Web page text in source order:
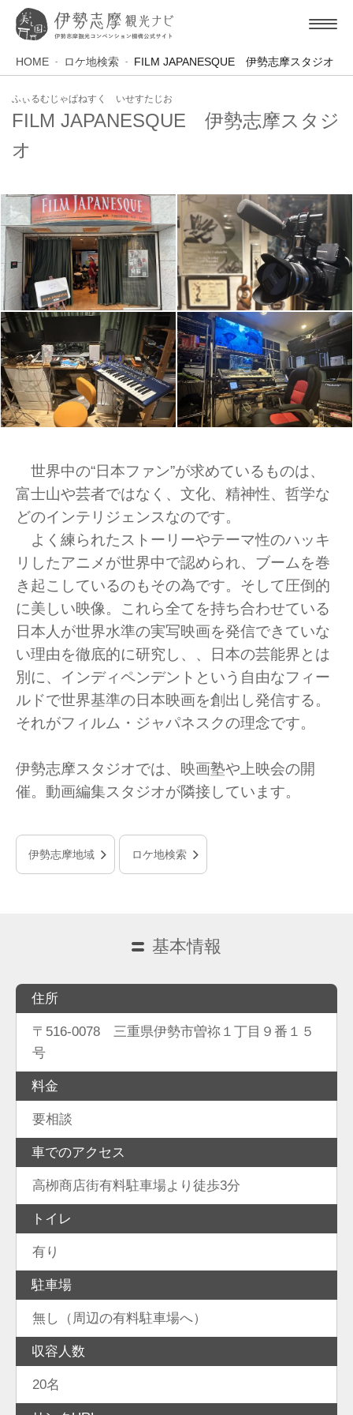
HOME ロケ地検索 FILM JAPANESQUE 伊勢志摩スタジオ
ふぃるむじゃぱねすく いせすたじお
FILM JAPANESQUE 伊勢志摩スタジ
オ
世界中の“日本ファン”が求めているものは、
富士山や芸者ではなく、文化、精神性、哲学な
どのインテリジェンスなのです。
よく練られたストーリーやテーマ性のハッキ
リしたアニメが世界中で認められ、ブームを巻
き起こしているのもその為です。そして圧倒的
に美しい映像。これら全てを持ち合わせている
日本人が世界水準の実写映画を発信できていな
い理由を徹底的に研究し、、日本の芸能界とは
別に、インディペンデントという自由なフィー
ルドで世界基準の日本映画を創出し発信する。
それがフィルム・ジャパネスクの理念です。
伊勢志摩スタジオでは、映画塾や上映会の開
催。動画編集スタジオが隣接しています。
伊勢志摩地域 ロケ地検索
基本情報
住所
〒516-0078 三重県伊勢市曽祢１丁目９番１５
号
料金
要相談
車でのアクセス
高栁商店街有料駐車場より徒歩3分
トイレ
有り
駐車場
無し（周辺の有料駐車場へ）
収容人数
20名